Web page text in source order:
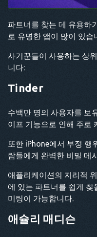
파트너를 찾는 데 유용하
로 유명한 앱이 많이 있습
사기꾼들이 사용하는 상
니다:
Tinder
수백만 명의 사용자를 보
이프 기능으로 인해 주로
또한 iPhone에서 부정 행
람들에게 완벽한 비밀 메
애플리케이션의 지리적
에 있는 파트너를 쉽게
미팅이 가능합니다.
애슐리 매디슨